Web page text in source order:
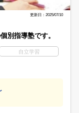
更新日：2025/07/10
別指導塾です。
自立学習